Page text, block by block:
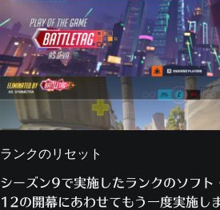
ランクのリセット
シーズン9で実施したランクのソフト
12の開幕にあわせてもう一度実施し